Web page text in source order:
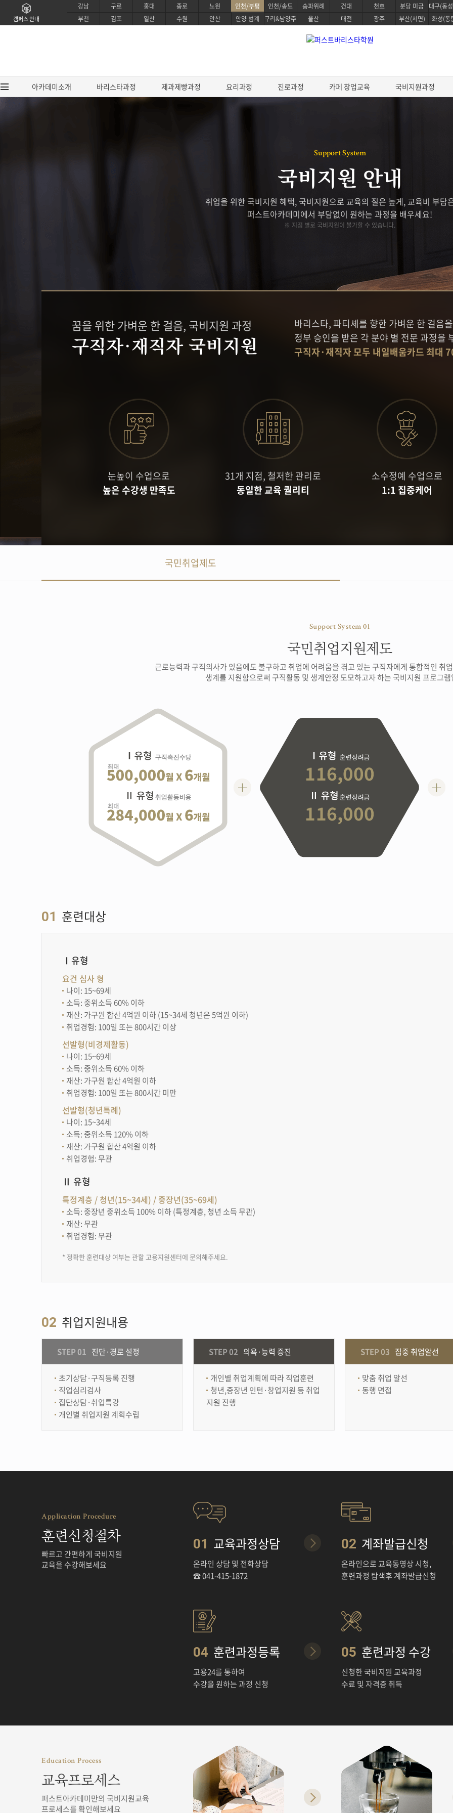
캠퍼스 안내
강남 홍대
구로 종로 건대 천호
노원 인천/송도 송파위례 분당 미금
인천/부평
부천
김포 일산 수원 안산 안양 범계 구리&남양주 울산 대전 광주 부산(서면) 화성(동
대구(동
SCA / IBS 바리스타 스킬
베이킹 클래스
베이킹 마스터 패키지
제과/제빵기능사
케이크 디자인 자격증
원데이 베이킹 클래스
케이크 마스터 프로
초콜릿 마스터 프로
생활양식 마스터
파스타 전문 마스터
전통일본요리 프로
프리미엄 중식요리 마스터
데일리 헬스 브런치 마스터
조리기능사 필기
한식조리 기능사
카페 창업교육
펫푸드 자격증 과정
브런치카페 메뉴반
창업 컨설팅 후기
퍼스트 카페 가맹 상담신청
원데이클래스 커뮤니티
취업지원센터 소개
취업현황게시판
고객상담센터
아카데미소개 바리스타과정 제과제빵과정 요리과정 진로과정 카페 창업교육 국비지원과정
Support System
국비지원 안내
취업을 위한 국비지원 혜택, 국비지원으로 교육의 질은 높게, 교육비 부담
퍼스트아카데미에서 부담없이 원하는 과정을 배우세요!
※ 지점 별로 국비지원이 불가할 수 있습니다.
꿈을 위한 가벼운 한 걸음, 국비지원 과정
구직자·재직자 국비지원
바리스타, 파티셰를 향한 가벼운 한 걸음
정부 승인을 받은 각 분야 별 전문 과정을
구직자·재직자 모두 내일배움카드 최대
눈높이 수업으로
높은 수강생 만족도
31개 지점, 철저한 관리로
동일한 교육 퀄리티
소수정예 수업으로
1:1 집중케어
국민취업제도
Support System 01
국민취업지원제도
근로능력과 구직의사가 있음에도 불구하고 취업에 어려움을 겪고 있는 구직자에게 통합적인 취
생계를 지원함으로써 구직활동 및 생계안정 도모하고자 하는 국비지원 프로그
01 훈련대상
Ⅰ유형
요건 심사 형
나이: 15~69세
소득: 중위소득 60% 이하
재산: 가구원 합산 4억원 이하 (15~34세 청년은 5억원 이하)
취업경험: 100일 또는 800시간 이상
선발형(비경제활동)
나이: 15~69세
소득: 중위소득 60% 이하
재산: 가구원 합산 4억원 이하
취업경험: 100일 또는 800시간 미만
선발형(청년특례)
나이: 15~34세
소득: 중위소득 120% 이하
재산: 가구원 합산 4억원 이하
취업경험: 무관
Ⅱ 유형
특정계층 / 청년(15~34세) / 중장년(35~69세)
소득: 중장년 중위소득 100% 이하 (특정계층, 청년 소득 무관)
재산: 무관
취업경험: 무관
* 정확한 훈련대상 여부는 관할 고용지원센터에 문의해주세요.
02 취업지원내용
STEP 01 진단·경로 설정
초기상담·구직등록 진행
직업심리검사
집단상담·취업특강
개인별 취업지원 계획수립
STEP 02 의욕·능력 증진
개인별 취업계획에 따라 직업훈련
청년,중장년 인턴·창업지원 등 취업
지원 진행
STEP 03 집중 취업알선
맞춤 취업 알선
동행 면접
Application Procedure
훈련신청절차
빠르고 간편하게 국비지원
교육을 수강해보세요
01 교육과정상담
온라인 상담 및 전화상담
☎ 041-415-1872
02 계좌발급신청
온라인으로 교육동영상 시청,
훈련과정 탐색후 계좌발급신청
04 훈련과정등록
고용24를 통하여
수강을 원하는 과정 신청
05 훈련과정 수강
신청한 국비지원 교육과정
수료 및 자격증 취득
Education Process
교육프로세스
퍼스트아카데미만의 국비지원교육
프로세스를 확인해보세요